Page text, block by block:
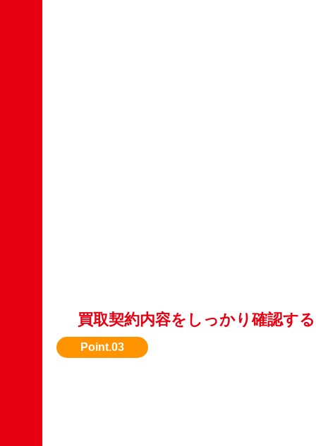
買取契約内容をしっかり確認する
買取価格、支払い日、引き取り方法を事前に